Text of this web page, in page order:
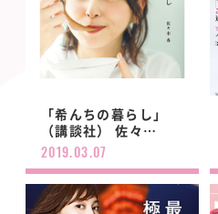
「希んちの暮らし」
（講談社） 佐々 …
2019.03.07